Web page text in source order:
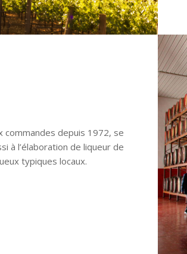
commandes depuis 1972, se
à l’élaboration de liqueur de
typiques locaux.